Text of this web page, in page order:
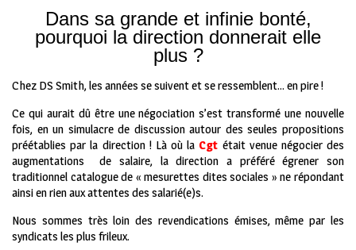
Dans sa grande et infinie bonté,
pourquoi la direction donnerait elle
plus ?
Chez DS Smith, les années se suivent et se ressemblent… en pire !
Ce qui aurait dû être une négociation s’est transformé une nouvelle
fois, en un simulacre de discussion autour des seules propositions
préétablies par la direction ! Là où la Cgt était venue négocier des
augmentations de salaire, la direction a préféré égrener son
traditionnel catalogue de « mesurettes dites sociales » ne répondant
ainsi en rien aux attentes des salarié(e)s.
Nous sommes très loin des revendications émises, même par les
syndicats les plus frileux.